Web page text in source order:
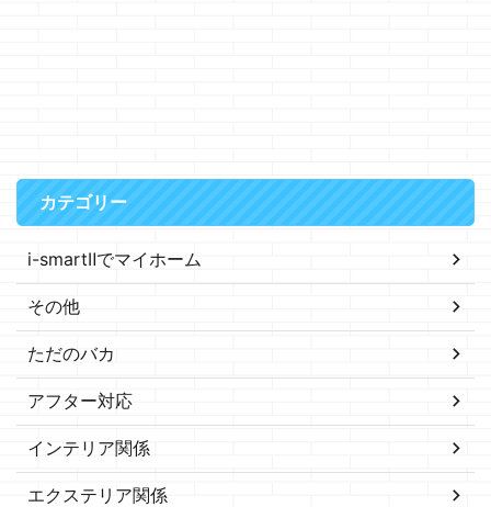
カテゴリー
i-smartⅡでマイホーム
その他
ただのバカ
アフター対応
インテリア関係
エクステリア関係